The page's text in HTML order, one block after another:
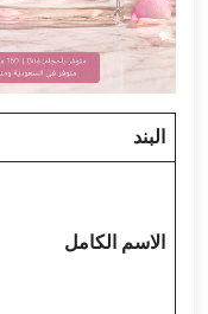
البند
الاسم الكامل